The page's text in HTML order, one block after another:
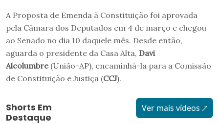
A Proposta de Emenda à Constituição foi aprovada
pela Câmara dos Deputados em 4 de março e chegou
ao Senado no dia 10 daquele mês. Desde então,
aguarda o presidente da Casa Alta, Davi
Alcolumbre(União-AP), encaminhá-la para a Comissão
de Constituição e Justiça (CCJ).
Shorts Em
Destaque
Ver mais vídeos